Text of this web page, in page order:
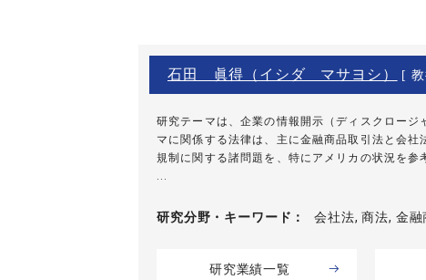
石田 眞得（イシダ マサヨシ） [
研究テーマは、企業の情報開示（ディスクロージ
マに関係する法律は、主に金融商品取引法と会社
規制に関する諸問題を、特にアメリカの状況を参
研究分野・ キーワード 会社法, 商法, 金
研究業績一覧